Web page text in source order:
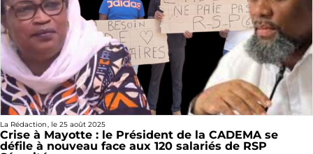
La Rédaction, le 25 août 2025
Crise à Mayotte : le Président de la CADEMA se
défile à nouveau face aux 120 salariés de RSP